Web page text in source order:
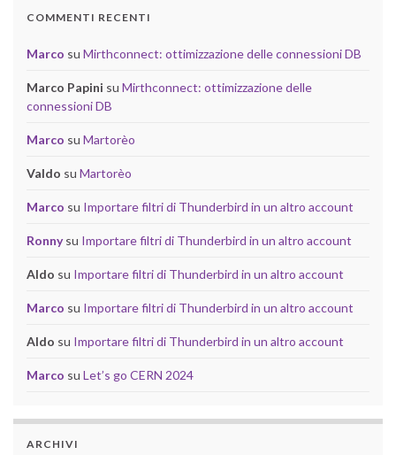
COMMENTI RECENTI
Marco su Mirthconnect: ottimizzazione delle connessioni DB
Marco Papini su Mirthconnect: ottimizzazione delle
connessioni DB
Marco su Martorèo
Valdo su Martorèo
Marco su Importare filtri di Thunderbird in un altro account
Ronnysu Importare filtri di Thunderbird in un altro account
Aldo su Importare filtri di Thunderbird in un altro account
Marco su Importare filtri di Thunderbird in un altro account
Aldo su Importare filtri di Thunderbird in un altro account
Marco su Let’s go CERN 2024
ARCHIVI